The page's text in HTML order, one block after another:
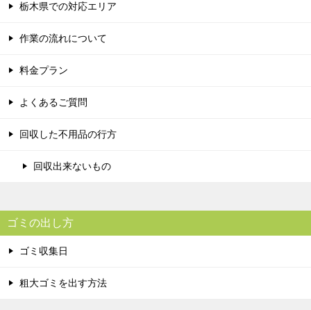
栃木県での対応エリア
作業の流れについて
料金プラン
よくあるご質問
回収した不用品の行方
回収出来ないもの
ゴミの出し方
ゴミ収集日
粗大ゴミを出す方法